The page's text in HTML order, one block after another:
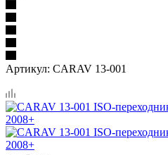
Артикул: CARAV 13-001